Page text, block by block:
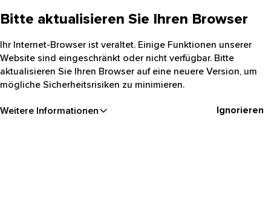
Bitte aktualisieren Sie Ihren Browser
Ihr Internet-Browser ist veraltet. Einige Funktionen unserer
Website sind eingeschränkt oder nicht verfügbar. Bitte
aktualisieren Sie Ihren Browser auf eine neuere Version, um
mögliche Sicherheitsrisiken zu minimieren.
Weitere Informationen Ignorieren